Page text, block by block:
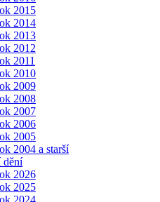
2015
2014
2013
2012
2011
2010
2009
2008
2007
2006
2005
2004 a starší
dění
2026
2025
2024